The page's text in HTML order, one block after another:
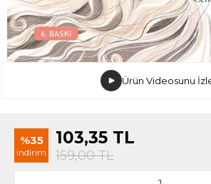
Ürün Videosunu
%35
indirim
103,35 TL
159,00TL